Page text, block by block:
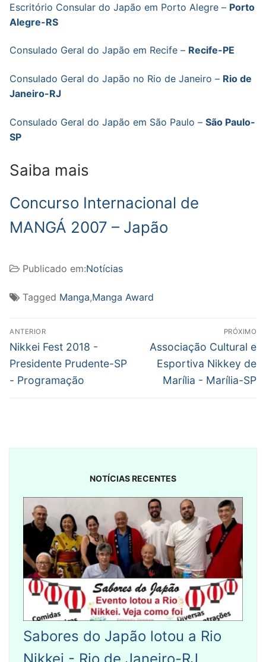
Escritório Consular do Japão em Porto Alegre – Porto
Alegre-RS
Consulado Geral do Japão em Recife – Recife-PE
Consulado Geral do Japão no Rio de Janeiro – Rio de
Janeiro-RJ
Consulado Geral do Japão em São Paulo – São Paulo-
SP
Saiba mais
Concurso Internacional de
MANGÁ 2007 – Japão
Publicado em:Notícias
Tagged Manga,Manga Award
Navegação
de
Post
ANTERIOR
Post
anterior:
Nikkei Fest 2018 -
Presidente Prudente-SP
- Programação
PRÓXIMO
Próximo
post:
Associação Cultural e
Esportiva Nikkey de
Marília - Marília-SP
NOTÍCIAS RECENTES
Sabores do Japão lotou a Rio